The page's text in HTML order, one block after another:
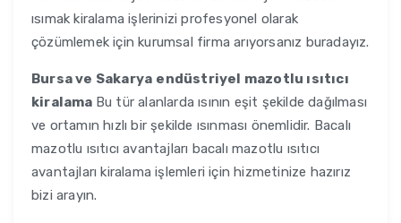
ısımak kiralama işlerinizi profesyonel olarak
çözümlemek için kurumsal firma arıyorsanız buradayız.
Bursa ve Sakarya endüstriyel mazotlu ısıtıcı
kiralama Bu tür alanlarda ısının eşit şekilde dağılması
ve ortamın hızlı bir şekilde ısınması önemlidir. Bacalı
mazotlu ısıtıcı avantajları bacalı mazotlu ısıtıcı
avantajları kiralama işlemleri için hizmetinize hazırız
bizi arayın.